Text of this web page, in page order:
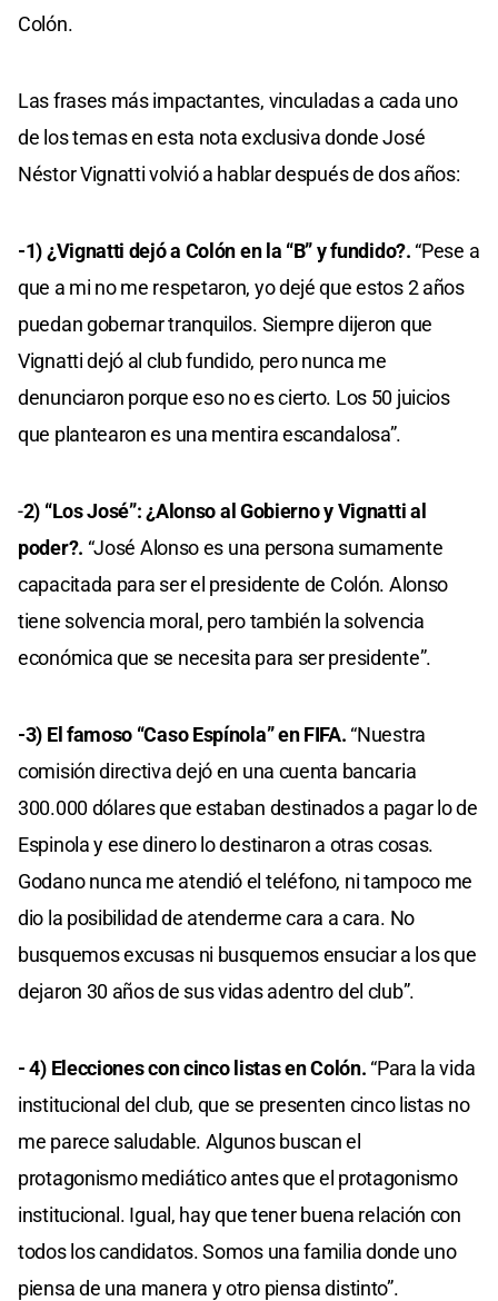
Colón.
Las frases más impactantes, vinculadas a cada uno
de los temas en esta nota exclusiva donde José
Néstor Vignatti volvió a hablar después de dos años:
-1) ¿Vignatti dejó a Colón en la “B” y fundido?. “Pese a
que a mi no me respetaron, yo dejé que estos 2 años
puedan gobernar tranquilos. Siempre dijeron que
Vignatti dejó al club fundido, pero nunca me
denunciaron porque eso no es cierto. Los 50 juicios
que plantearon es una mentira escandalosa”.
-2) “Los José”: ¿Alonso al Gobierno y Vignatti al
poder?. “José Alonso es una persona sumamente
capacitada para ser el presidente de Colón. Alonso
tiene solvencia moral, pero también la solvencia
económica que se necesita para ser presidente”.
-3) El famoso “Caso Espínola” en FIFA. “Nuestra
comisión directiva dejó en una cuenta bancaria
300.000 dólares que estaban destinados a pagar lo de
Espinola y ese dinero lo destinaron a otras cosas.
Godano nunca me atendió el teléfono, ni tampoco me
dio la posibilidad de atenderme cara a cara. No
busquemos excusas ni busquemos ensuciar a los que
dejaron 30 años de sus vidas adentro del club”.
- 4) Elecciones con cinco listas en Colón. “Para la vida
institucional del club, que se presenten cinco listas no
me parece saludable. Algunos buscan el
protagonismo mediático antes que el protagonismo
institucional. Igual, hay que tener buena relación con
todos los candidatos. Somos una familia donde uno
piensa de una manera y otro piensa distinto”.